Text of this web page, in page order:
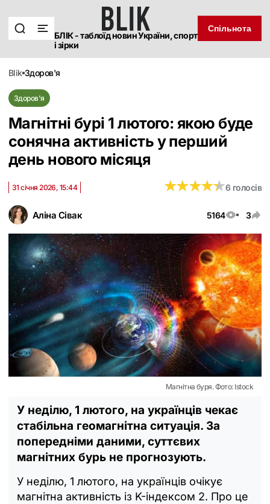
БЛІК - таблоїд новин України, спорт
і зірки
Спільнота
blik здоров'я
Здоров'я
Магнітні бурі 1 лютого: якою буде
сонячна активність у перший
день нового місяця
Аліна Сівак 5164 3
31 січня 2026, 15:44 ★★★★★
★★★★★6 голосів
Магнітна буря. Фото: Istock
У неділю, 1 лютого, на українців чекає
стабільна геомагнітна ситуація. За
попередніми даними, суттєвих
магнітних бурь не прогнозують.
У неділю, 1 лютого, на українців очікує
магнітна активність із K-індексом 2. Про це